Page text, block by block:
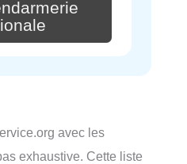
avec les
exhaustive. Cette liste